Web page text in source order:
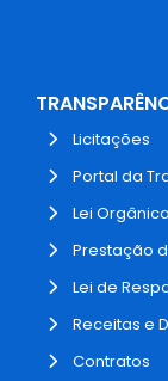
Licitações
Portal da
Lei Orgânica
Prestação
Lei de
Receitas e
Contratos